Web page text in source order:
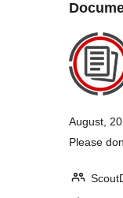
August,
Please